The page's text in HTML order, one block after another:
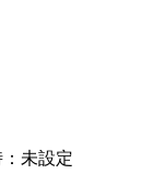
：未設定